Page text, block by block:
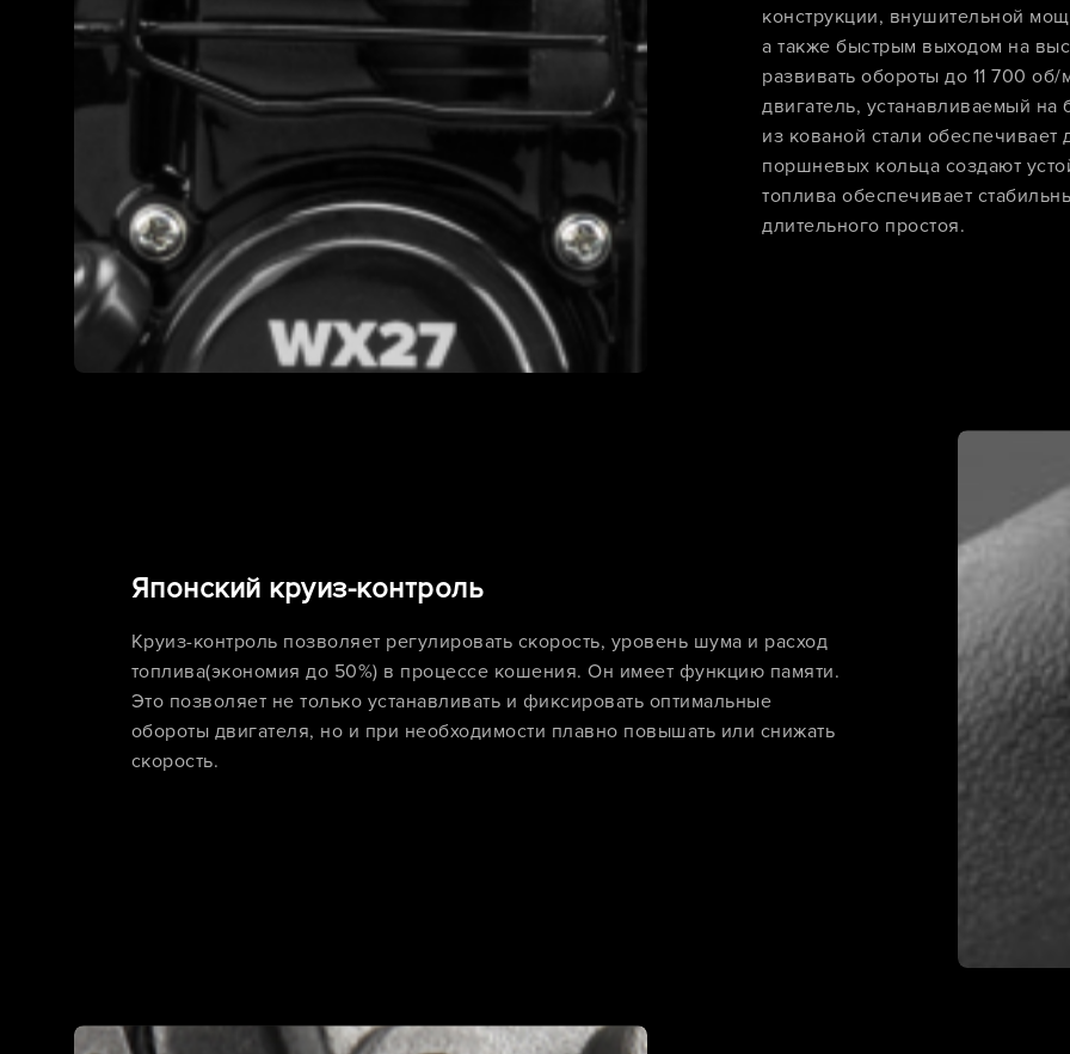
конструкции, внушительной
а также быстрым выходом на
развивать обороты до 11 700
двигатель, устанавливаемый
из кованой стали
поршневых кольца создают
топлива обеспечивает
длительного простоя.
Японский круиз-контроль
Круиз-контроль позволяет регулировать скорость, уровень шума и расход
топлива(экономия до 50%) в процессе кошения. Он имеет функцию памяти.
Это позволяет не только устанавливать и фиксировать оптимальные
обороты двигателя, но и при необходимости плавно повышать или снижать
скорость.